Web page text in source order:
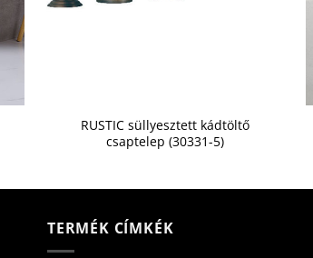
RUSTIC süllyesztett kádtöltő
csaptelep (30331-5)
TERMÉK CÍMKÉK